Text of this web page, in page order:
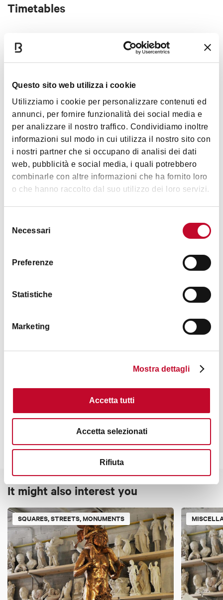
Questo sito web utilizza i cookie
Utilizziamo i cookie per personalizzare contenuti ed
annunci, per fornire funzionalità dei social media e
per analizzare il nostro traffico. Condividiamo inoltre
informazioni sul modo in cui utilizza il nostro sito con
i nostri partner che si occupano di analisi dei dati
web, pubblicità e social media, i quali potrebbero
combinarle con altre informazioni che ha fornito loro
o che hanno raccolto dal suo utilizzo dei loro servizi.
delNecessari
Preferenze
Statistiche
Marketing
Mostra dettagli
Accetta tutti
Accetta selezionati
Rifiuta
Timetables
Monday, Thursday and Friday from 10 a.m. to noon (by prior
arrangement at 0516746737)
on other days by contacting 051910559 or 3491882736
Images
+1
It might also interest you
SQUARES, STREETS, MONUMENTS